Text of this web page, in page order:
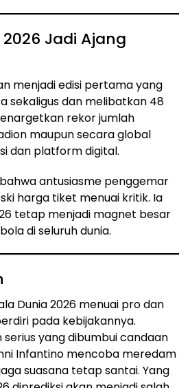
Jadi Ajang
menjadi edisi pertama yang
sekaligus dan melibatkan 48
rekor jumlah
maupun secara global
dan platform digital.
antusiasme penggemar
harga tiket menuai kritik. Ia
tetap menjadi magnet besar
di seluruh dunia.
Dunia 2026 menuai pro dan
pada kebijakannya.
yang dibumbui candaan
Infantino mencoba meredam
suasana tetap santai. Yang